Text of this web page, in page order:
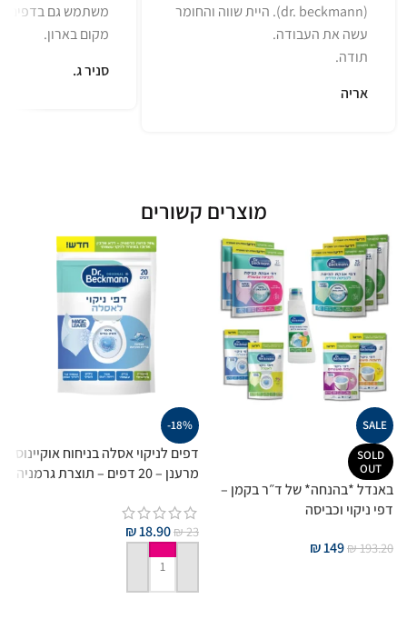
(dr. beckmann). היית שווה והחומר
עשה את העבודה.
תודה.
אריה
משתמש גם בדפים
מקום בארון.
סניר ג.
מוצרים קשורים
SALE
SOLD
OUT
באנדל *בהנחה* של ד״ר בקמן –
דפי ניקוי וכביסה
₪193.20
₪149
-18%
דפים לניקוי אסלה בניחוח אוקיינוס
מרענן – 20 דפים – תוצרת גרמניה
₪23
₪18.90
הוספה לסל